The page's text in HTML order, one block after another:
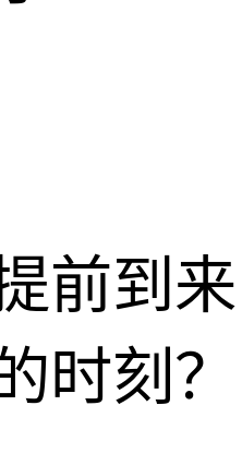
前到
时刻？